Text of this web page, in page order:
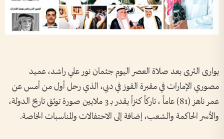
يوارى الثرى بعد صلاة العصر اليوم جثمان نور علي راشد، عميد
مصوري الإمارات في مقبرة القوز في دبي، الذي رحل أول من أمس عن
عمر ناهز (81) عاماً ، تاركاً كنزاً يقدر بـ 3 ملايين صورة توثق تاريخ الدولة،
والأسر الحاكمة والشعب، إضافة إلى الاحتفالات والمناسبات الخاصة.